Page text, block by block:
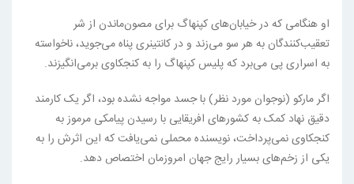
او هنگامی که در خیابان‌های کپنهاگ برای مصون‌ماندن از شر
تعقیب‌کنندگان به هر سو می‌زند و در کانتینری پناه می‌جوید، ناخواسته
به اسراری پی می‌برد که پلیس کپنهاگ را به کنجکاوی برمی‌انگیزند.
اگر مارکو (نوجوان مورد نظر) با جسد مواجه نشده بود، اگر یک کارمند
دقیق نهاد کمک به کشورهای افریقایی با رسیدن پیامکی مرموز به
کنجکاوی نمی‌پرداخت، نویسنده محملی نمی‌یافت که این اثرش را به
یکی از زخم‌های بسیار رایج جهان امروزمان اختصاص دهد.